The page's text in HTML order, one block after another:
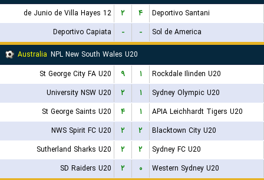
12 de Junio de Villa Hayes
۲ ۴
Deportivo Santani
Deportivo Capiata
- -
Sol de America
Australia NPL New South Wales U20
St George City FA U20
۹ ۱
Rockdale Ilinden U20
University NSW U20
۲ ۱
Sydney Olympic U20
St George Saints U20
۴ ۱
APIA Leichhardt Tigers U20
NWS Spirit FC U20
۲ ۲
Blacktown City U20
Sutherland Sharks U20
۲ ۲
Sydney FC U20
SD Raiders U20
۲ ۰
Western Sydney U20